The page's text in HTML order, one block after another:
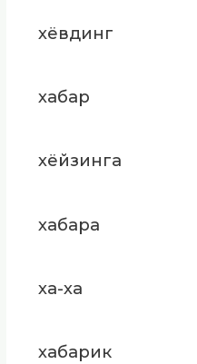
хёвдинг
хабар
хёйзинга
хабара
ха-ха
хабарик